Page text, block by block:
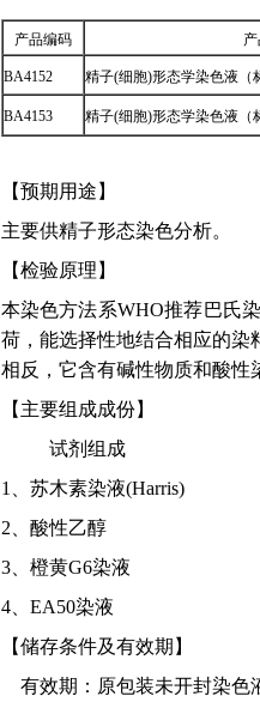
产品编码
BA4152 精子(细胞)形态学染色液（
BA4153 精子(细胞)形态学染色液（
【预期用途】
主要供精子形态染色分析。
【检验原理】
本染色方法系WHO推荐巴氏
荷，能选择性地结合相应的染
相反，它含有碱性物质和酸性
【主要组成成份】
试剂组成
1、苏木素染液
2、酸性乙
3、橙黄G6
4、EA50染液
【储存条件及有效期】
有效期：原包装未开封染色